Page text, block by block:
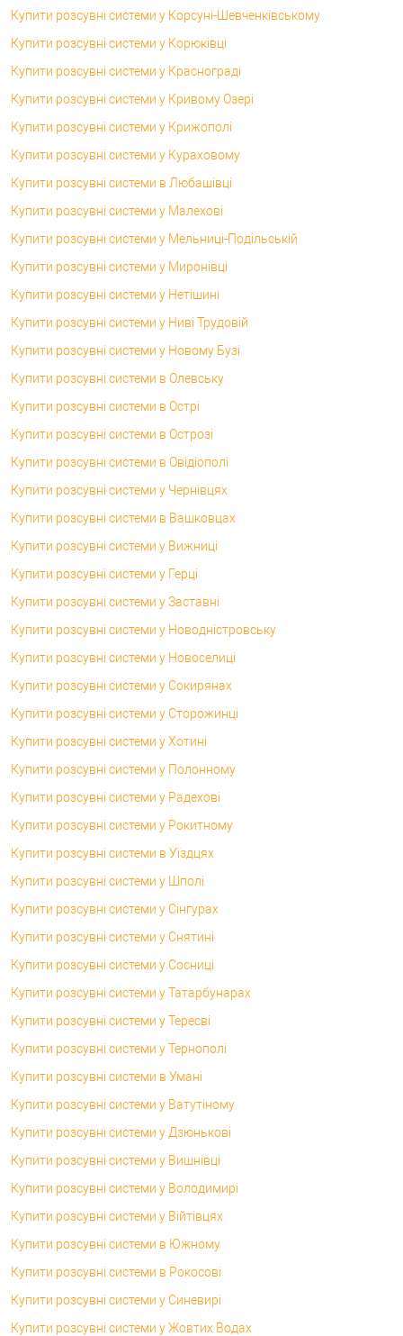
Купити розсувні системи у Корсунi-Шевченківському
Купити розсувні системи у Корюківці
Купити розсувні системи у Краснограді
Купити розсувні системи у Кривому Озері
Купити розсувні системи у Крижополі
Купити розсувні системи у Кураховому
Купити розсувні системи в Любашівці
Купити розсувні системи у Малехові
Купити розсувні системи у Мельниці-Подільській
Купити розсувні системи у Миронівці
Купити розсувні системи у Нетішині
Купити розсувні системи у Ниві Трудовій
Купити розсувні системи у Новому Бузі
Купити розсувні системи в Олевську
Купити розсувні системи в Острі
Купити розсувні системи в Острозі
Купити розсувні системи в Овідіополі
Купити розсувні системи у Чернівцях
Купити розсувні системи в Вашковцах
Купити розсувні системи у Вижниці
Купити розсувні системи у Герці
Купити розсувні системи у Заставні
Купити розсувні системи у Новодністровську
Купити розсувні системи у Новоселиці
Купити розсувні системи у Сокирянах
Купити розсувні системи у Сторожинці
Купити розсувні системи у Хотині
Купити розсувні системи у Полонному
Купити розсувні системи у Радехові
Купити розсувні системи у Рокитному
Купити розсувні системи в Уїздцях
Купити розсувні системи у Шполі
Купити розсувні системи у Сінгурах
Купити розсувні системи у Снятині
Купити розсувні системи у Сосниці
Купити розсувні системи у Татарбунарах
Купити розсувні системи у Тересві
Купити розсувні системи у Тернополі
Купити розсувні системи в Умані
Купити розсувні системи у Ватутіному
Купити розсувні системи у Дзюнькові
Купити розсувні системи у Вишнівці
Купити розсувні системи у Володимирі
Купити розсувні системи у Війтівцях
Купити розсувні системи в Южному
Купити розсувні системи в Рокосові
Купити розсувні системи у Синевирі
Купити розсувні системи у Жовтих Водах